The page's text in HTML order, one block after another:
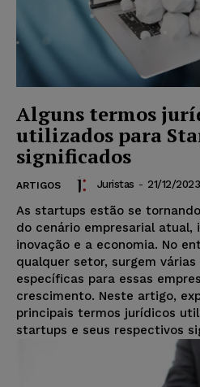
Alguns termos
utilizados para
significados
ARTIGOS Juristas - 21/12/2023
As startups estão se
do cenário empresarial atual,
inovação e a economia. No
qualquer setor, surgem
específicas para essas
crescimento. Neste artigo,
principais termos jurídicos
startups e seus respectivos